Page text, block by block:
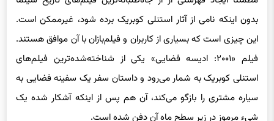
بدون اینکه نامی از آثار استنلی کوبریک برده شود، غیرممکن است.
این چیزی است که بسیاری از کاربران و فیلم‌بازان با آن موافق هستند.
فیلم «۲۰۰۱: ادیسه فضایی» یکی از شناخته‌شده‌ترین فیلم‌های
استنلی کوبریک به شمار می‌رود و داستان سفر یک سفینه فضایی به
سیاره مشتری را بازگو می‌کند، آن هم پس از اینکه آشکار شده یک
شیء مرموز در زیر سطح ماه آن دفن شده است.